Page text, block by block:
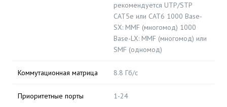
рекомендуется UTP/STP
CAT5e или CAT6 1000 Base-
SX: MMF (многомод) 1000
Base-LX: MMF (многомод) или
SMF (одномод)
Коммутационная матрица 8.8 Гб/с
Приоритетные порты 1-24